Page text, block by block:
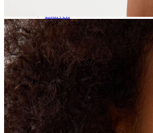
Eldiven
Kemer
Parfüm
Erkek Aksesuar
Boxer
Çorap
Kemer
Atkı
Cüzdan
Parfüm
Şapka